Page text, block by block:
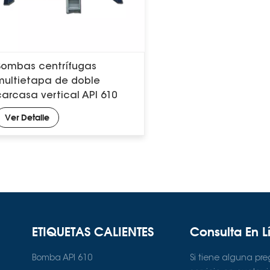
centrífugas
de doble
vertical API 610
VS6
Ver Detalle
ETIQUETAS CALIENTES
Bomba API 610
Consulta En
Si tiene alguna